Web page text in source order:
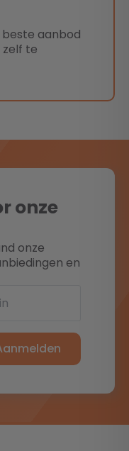
aanbod
zelf te
onze
onze
en